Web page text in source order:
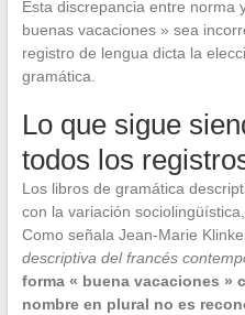
Esta discrepancia entre norma
buenas vacaciones » sea
registro de lengua dicta la
gramática.
Lo que sigue
todos los
Los libros de gramática
con la variación
Como señala Jean-Marie
descriptiva del francés
forma « buena vacaciones »
nombre en plural no es